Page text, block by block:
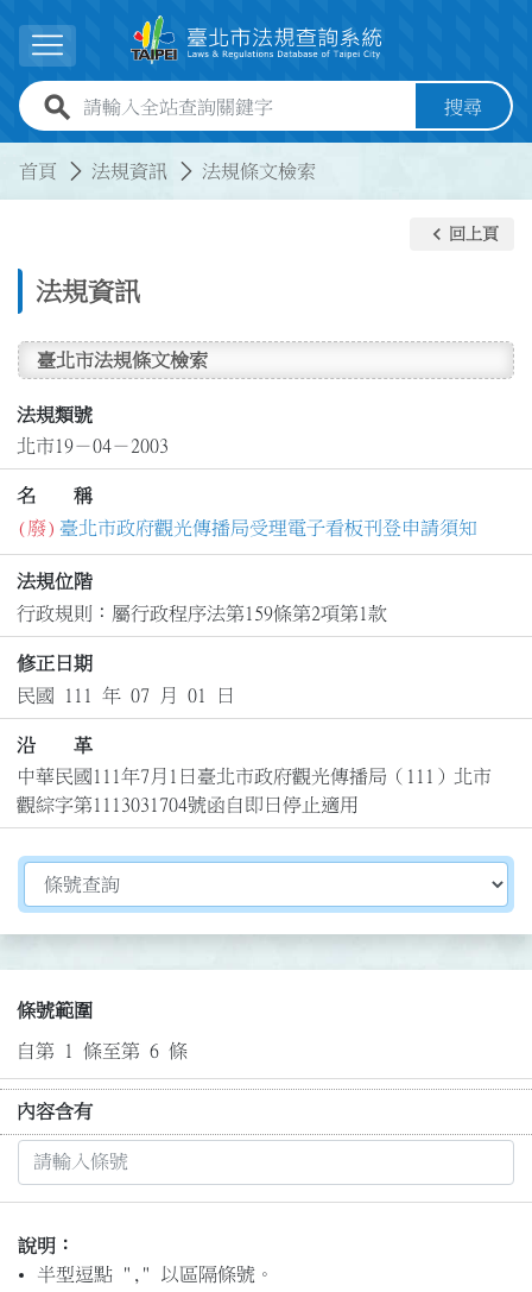
展開選單
全站查詢關鍵字欄位 搜尋
首頁 法規資訊 法規條文檢索
法規資訊
keyboard_arrow_left 回上頁
臺北市法規條文檢索
法規類號
北市19－04－2003
名 稱
(廢) 臺北市政府觀光傳播局受理電子看板刊登申請須知
法規位階
行政規則：屬行政程序法第159條第2項第1款
修正日期
民國 111 年 07 月 01 日
沿 革
中華民國111年7月1日臺北市政府觀光傳播局（111）北市
觀綜字第1113031704號函自即日停止適用
切換選擇法規資訊內容
條號範圍
自第 1 條至第 6 條
內容含有
說明：
半型逗點 "," 以區隔條號。